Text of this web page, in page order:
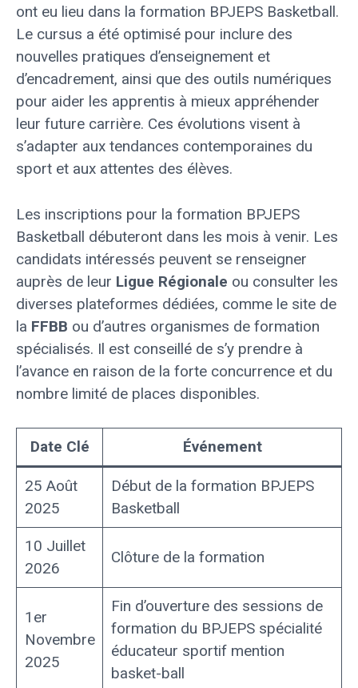
ont eu lieu dans la formation BPJEPS Basketball.
Le cursus a été optimisé pour inclure des
nouvelles pratiques d’enseignement et
d’encadrement, ainsi que des outils numériques
pour aider les apprentis à mieux appréhender
leur future carrière. Ces évolutions visent à
s’adapter aux tendances contemporaines du
sport et aux attentes des élèves.
Les inscriptions pour la formation BPJEPS
Basketball débuteront dans les mois à venir. Les
candidats intéressés peuvent se renseigner
auprès de leur Ligue Régionale ou consulter les
diverses plateformes dédiées, comme le site de
la FFBB ou d’autres organismes de formation
spécialisés. Il est conseillé de s’y prendre à
l’avance en raison de la forte concurrence et du
nombre limité de places disponibles.
Date Clé Événement
25 Août
2025
Début de la formation BPJEPS
Basketball
10 Juillet
2026
Clôture de la formation
1er
Novembre
2025
Fin d’ouverture des sessions de
formation du BPJEPS spécialité
éducateur sportif mention
basket-ball